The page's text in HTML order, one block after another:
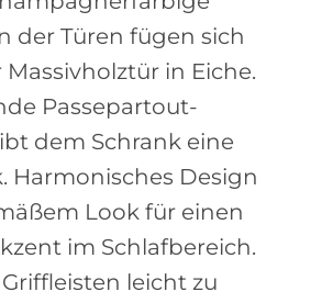
der Türen fügen sich
in Eiche.
Passepartout-
dem Schrank eine
Harmonisches Design
Look für einen
im Schlafbereich.
leicht zu